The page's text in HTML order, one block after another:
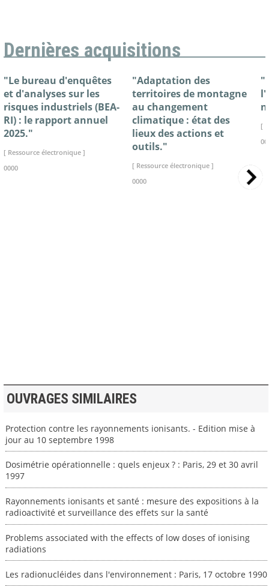
Dernières acquisitions
"Le bureau d'enquêtes
et d'analyses sur les
risques industriels (BEA-
RI) : le rapport annuel
2025."
[ Ressource électronique ]
0000
"Adaptation des
territoires de montagne
au changement
climatique : état des
lieux des actions et
outils."
[ Ressource électronique ]
0000
[
OUVRAGES SIMILAIRES
Protection contre les rayonnements ionisants. - Edition mise à
jour au 10 septembre 1998
Dosimétrie opérationnelle : quels enjeux ? : Paris, 29 et 30 avril
1997
Rayonnements ionisants et santé : mesure des expositions à la
radioactivité et surveillance des effets sur la santé
Problems associated with the effects of low doses of ionising
radiations
Les radionucléides dans l'environnement : Paris, 17 octobre 1990